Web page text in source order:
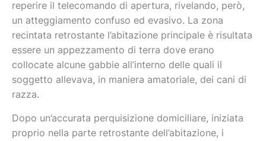
reperire il telecomando di apertura, rivelando, però,
un atteggiamento confuso ed evasivo. La zona
recintata retrostante l’abitazione principale è risultata
essere un appezzamento di terra dove erano
collocate alcune gabbie all’interno delle quali il
soggetto allevava, in maniera amatoriale, dei cani di
razza.
Dopo un’accurata perquisizione domiciliare, iniziata
proprio nella parte retrostante dell’abitazione, i